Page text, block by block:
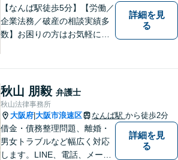
い。
【なんば駅徒歩5分】【労働／
企業法務／破産の相談実績多
数】お困りの方はお気軽にご
詳細を見
る
秋山 朋毅 弁護士
秋山法律事務所
大阪府 大阪市浪速区 なんば駅 から徒歩2分
借金・債務整理問題、離婚・
男女トラブルなど幅広く対応
します。LINE、電話、メー
詳細を見
る